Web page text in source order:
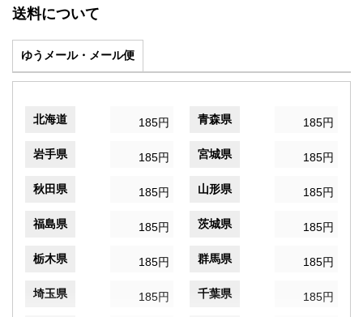
送料について
ゆうメール・メール便
北海道 185円 青森県 185円
岩手県 185円 宮城県 185円
秋田県 185円 山形県 185円
福島県 185円 茨城県 185円
栃木県 185円 群馬県 185円
埼玉県 185円 千葉県 185円